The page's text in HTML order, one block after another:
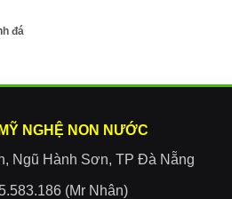
đá
NGHỆ NON NƯỚC
Ngũ Hành Sơn, TP Đà Nẵng
(Mr Nhân)